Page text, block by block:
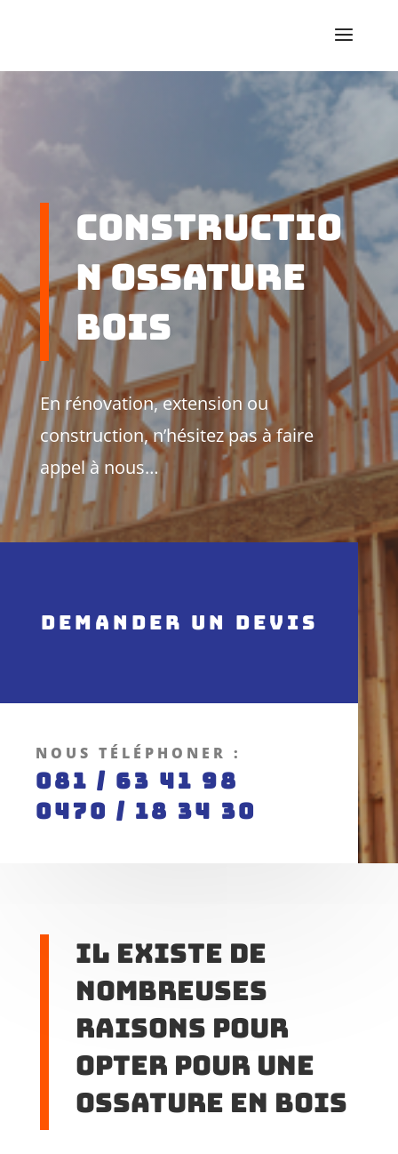
Constructio
n ossature
bois
En rénovation, extension ou
construction, n’hésitez pas à faire
appel à nous…
Demander un devis
NOUS TÉLÉPHONER :
081 / 63 41 98
0470 / 18 34 30
Il existe de
nombreuses
raisons pour
opter pour une
ossature en bois